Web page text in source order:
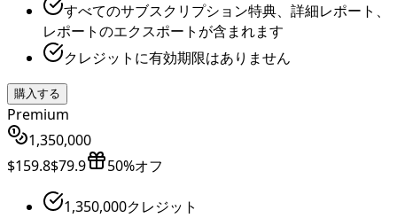
すべてのサブスクリプション特典、詳細レポート、
レポートのエクスポートが含まれます
クレジットに有効期限はありません
購入する
Premium
1,350,000
$159.8$79.9 50%オフ
1,350,000クレジット